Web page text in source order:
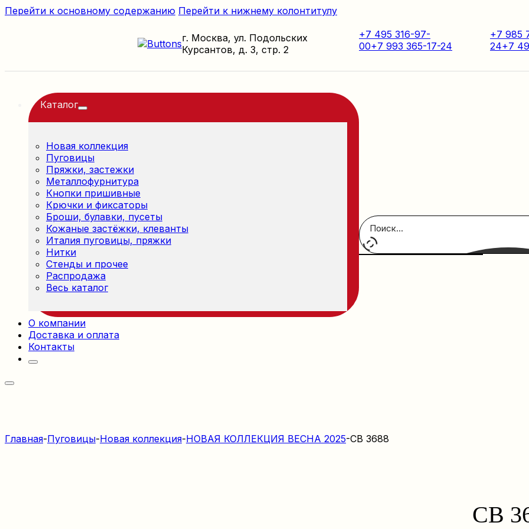
Перейти к основному содержанию Перейти к нижнему колонтитулу
г. Москва, ул. Подольских
Курсантов, д. 3, стр. 2
+7 495 316-97-
00+7 993 365-17-24
+7 985
24+7
Каталог
Новая коллекция
Пуговицы
Пряжки, застежки
Металлофурнитура
Кнопки пришивные
Крючки и фиксаторы
Броши, булавки, пусеты
Кожаные застёжки, клеванты
Италия пуговицы, пряжки
Нитки
Стенды и прочее
Распродажа
Весь каталог
О компании
Доставка и оплата
Контакты
Главная-Пуговицы-Новая коллекция-НОВАЯ КОЛЛЕКЦИЯ ВЕСНА 2025-CB 3688
CB